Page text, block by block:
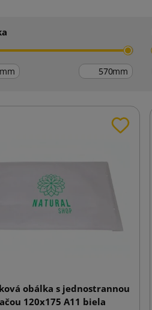
mm
obálka s jednostrannou
120x175 A11 biela